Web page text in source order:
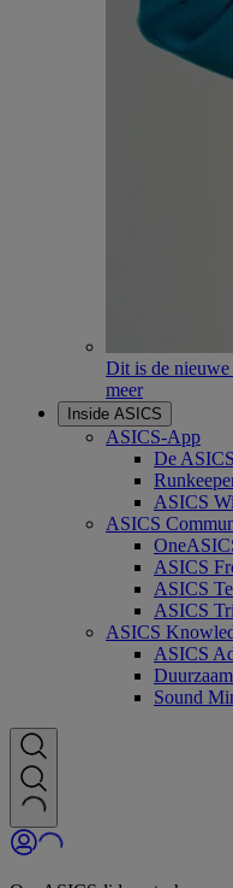
Dit is de
meer
Inside ASICS
ASICS-App
De
ASICS
ASICS
ASICS
ASICS
ASICS
ASICS
ASICS
Sound